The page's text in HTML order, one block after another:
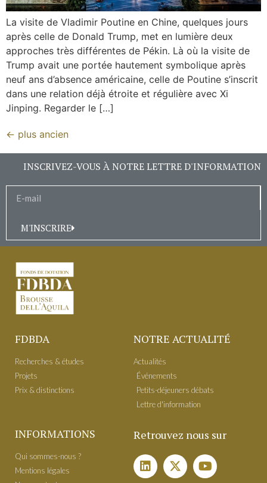
La visite de Vladimir Poutine en Chine, quelques jours
après celle de Donald Trump, met en lumière deux
approches très différentes de Pékin. Là où la visite de
Trump avait une portée hautement symbolique après
neuf ans d’absence américaine, celle de Poutine s’inscrit
dans une relation déjà étroite et régulière avec Xi
Jinping. Regarder le […]
← plus ancien
INSCRIVEZ-VOUS À NOTRE LETTRE D'INFORMATION
M'INSCRIRE
FDBDA
Recherches & études
Projets
Prix & distinctions
NOTRE ACTUALITÉ
Actualités
É​vénements
Petits-déjeuners débats
Lettre d'information
INFORMATIONS
Qui sommes-nous ?
Mentions légales
Retrouvez nous sur